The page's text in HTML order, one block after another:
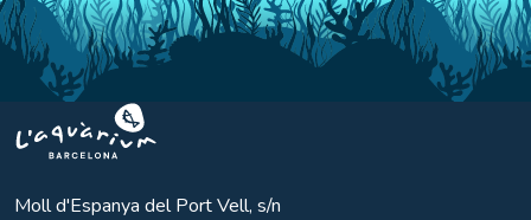
Aquarium BCN
Moll d'Espanya del Port Vell, s/n